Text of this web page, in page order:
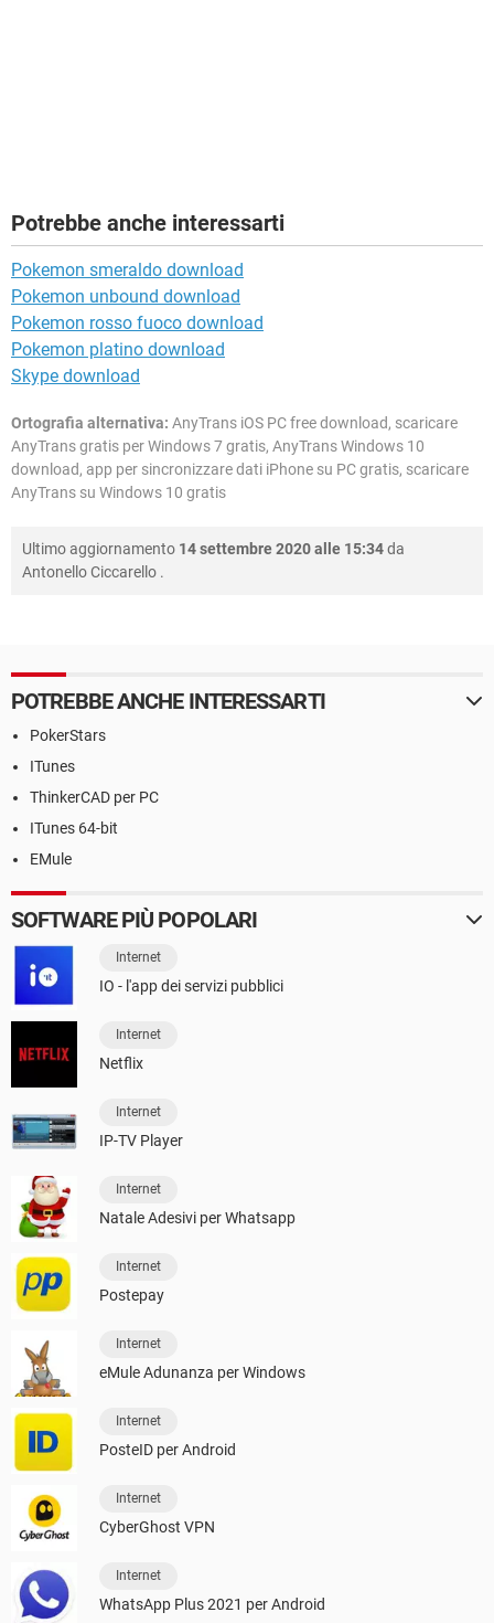
Potrebbe anche interessarti
Pokemon smeraldo download
Pokemon unbound download
Pokemon rosso fuoco download
Pokemon platino download
Skype download
Ortografia alternativa: AnyTrans iOS PC free download, scaricare
AnyTrans gratis per Windows 7 gratis, AnyTrans Windows 10
download, app per sincronizzare dati iPhone su PC gratis, scaricare
AnyTrans su Windows 10 gratis
Ultimo aggiornamento 14 settembre 2020 alle 15:34da
Antonello Ciccarello .
POTREBBE ANCHE INTERESSARTI
PokerStars
ITunes
ThinkerCAD per PC
ITunes 64-bit
EMule
SOFTWARE PIÙ POPOLARI
Internet
IO - l'app dei servizi pubblici
Internet
Netflix
Internet
IP-TV Player
Internet
Natale Adesivi per Whatsapp
Internet
Postepay
Internet
eMule Adunanza per Windows
Internet
PosteID per Android
Internet
CyberGhost VPN
Internet
WhatsApp Plus 2021 per Android